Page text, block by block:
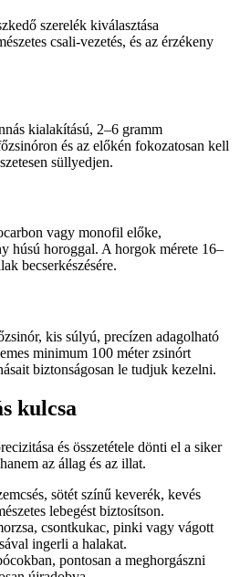
szerelék kiválasztása
csali-vezetés, és az érzékeny
kialakítású, 2–6 gramm
és az előkén fokozatosan kell
süllyedjen.
vagy monofil előke,
húsú horoggal. A horgok mérete 16–
becserkészésére.
kis súlyú, precízen adagolható
minimum 100 méter zsinórt
biztonságosan le tudjuk kezelni.
kulcsa
és összetétele dönti el a siker
az állag és az illat.
sötét színű keverék, kevés
lebegést biztosítson.
csontkukac, pinki vagy vágott
ingerli a halakat.
pontosan a meghorgászni